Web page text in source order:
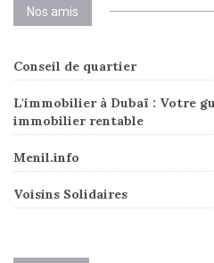
Nos amis
Conseil de quartier
L'immobilier à Dubaï : Votre
immobilier rentable
Menil.info
Voisins Solidaires